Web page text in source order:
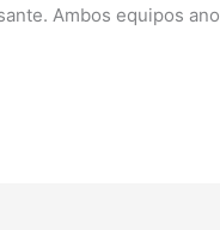
Ambos equipos